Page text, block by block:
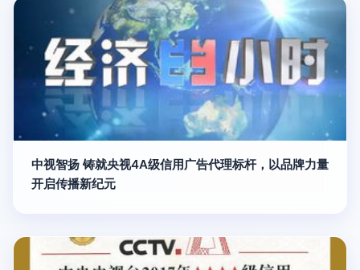
中视智扬 铸就央视4A级信用广告代理标杆，以品牌力量
开启传播新纪元